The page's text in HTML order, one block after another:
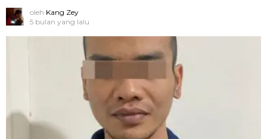
oleh Kang Zey
5 bulan yang lalu